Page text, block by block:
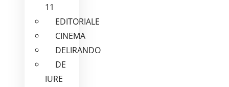
11
EDITORIALE
CINEMA
DELIRANDO
DE
IURE